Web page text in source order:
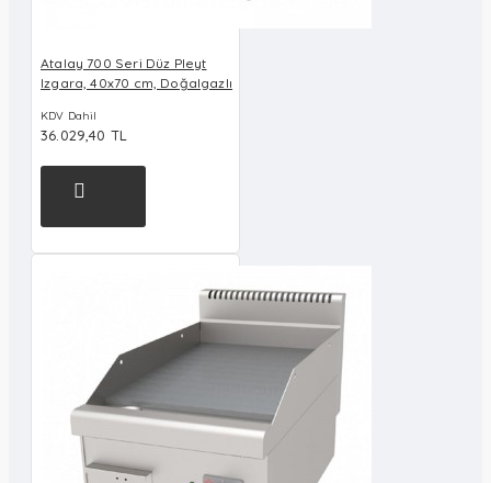
Atalay 700 Seri Düz Pleyt
Izgara, 40x70 cm, Doğalgazlı
KDV Dahil
36.029,40 TL